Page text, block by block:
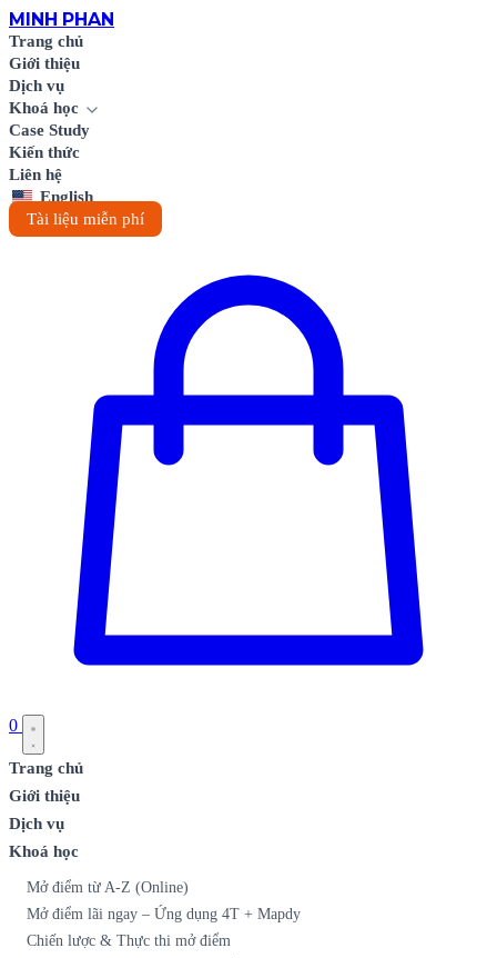
MINH PHAN
Trang chủ
Giới thiệu
Dịch vụ
Khoá học
Case Study
Kiến thức
Liên hệ
English
Tài liệu miễn phí
0
Trang chủ
Giới thiệu
Dịch vụ
Khoá học
Mở điểm từ A-Z (Online)
Mở điểm lãi ngay – Ứng dụng 4T + Mapdy
Chiến lược & Thực thi mở điểm